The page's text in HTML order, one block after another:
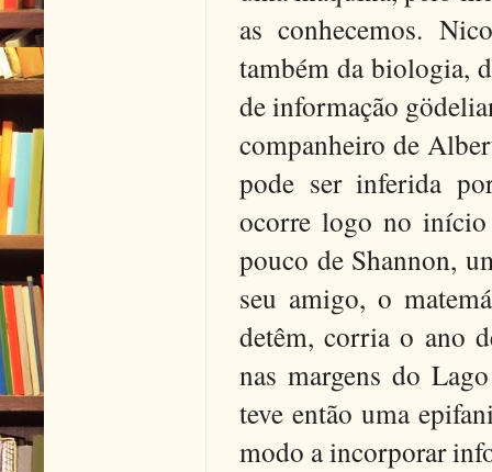
as conhecemos.
também da biologia,
de informação
companheiro de
pode ser inferida
ocorre logo no
pouco de Shannon,
seu amigo, o
detêm, corria o ano
nas margens do
teve então uma
modo a incorporar